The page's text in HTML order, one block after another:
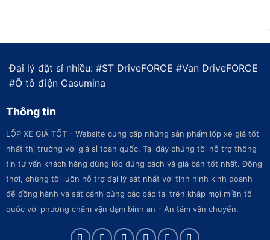
Đại lý đặt sỉ nhiều: #ST DriveFORCE #Van DriveFORCE
#Ô tô điện Casumina
Thông tin
LỐP XE GIÁ TỐT - Website cung cấp những sản phẩm lốp xe giá tốt
nhất thị trường với giá sỉ toàn quốc. Tại đây chúng tôi hỗ trợ thông
tin tư vấn khách hàng dùng lốp đúng cách và giá bán tốt nhất. Đồng
thời, chúng tôi luôn hỗ trợ đại lý sát nhất với tình hình kinh doanh
để đồng hành và sát cánh cùng các bác tài trên khắp mọi miền tổ
quốc với phương châm vặn dạm bình an - An tâm vận chuyển.